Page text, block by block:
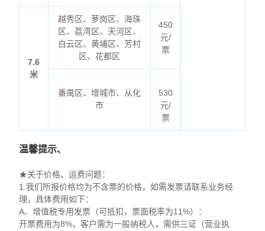
7.6
米
越秀区、萝岗区、海珠
区、荔湾区、天河区、
白云区、黄埔区、芳村
区、花都区
450
元/
票
番禺区、增城市、从化
市
530
元/
票
温馨提示、
★关于价格、运费问题：
1.我们所报价格均为不含票的价格，如需发票请联系业务经
理，具体费用如下：
A、增值税专用发票（可抵扣，票面税率为11%）：
开票费用为8%，客户需为一般纳税人，需供三证（营业执